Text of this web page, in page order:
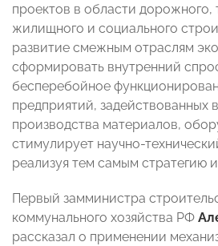
проектов в области дорожного,
жилищного и социального
развитие смежным отраслям
сформировать внутренний
бесперебойное
предприятий, задействованных
производства материалов,
стимулирует научно-
реализуя тем самым стратегию
Первый замминистра
коммунального хозяйства РФ
рассказал о применении